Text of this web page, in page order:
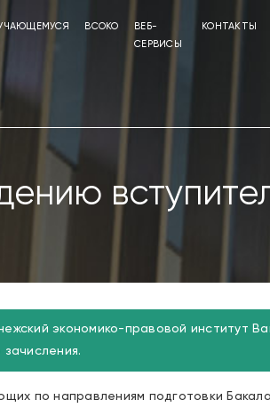
ВСОКО
ВЕБ-
СЕРВИСЫ
КОНТАКТЫ
экономико-правовой институт
по направлениям подготовки